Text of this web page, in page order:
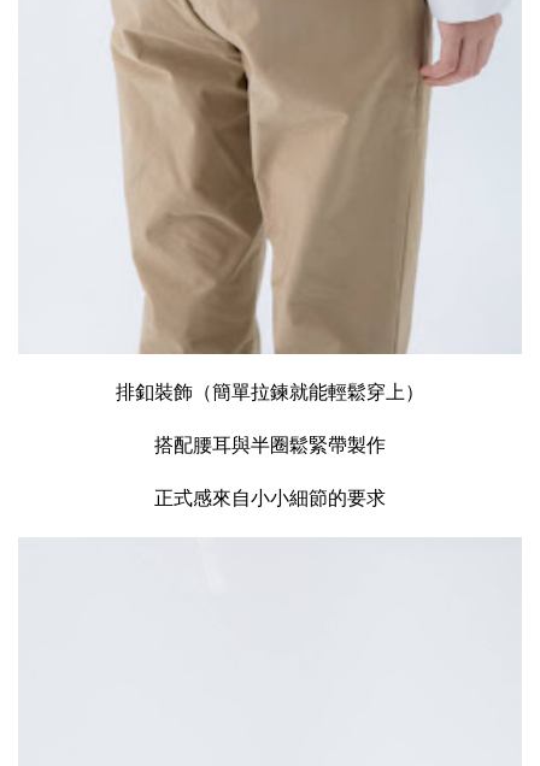
排釦裝飾（簡單拉鍊就能輕鬆穿上）
搭配腰耳與半圈鬆緊帶製作
正式感來自小小細節的要求